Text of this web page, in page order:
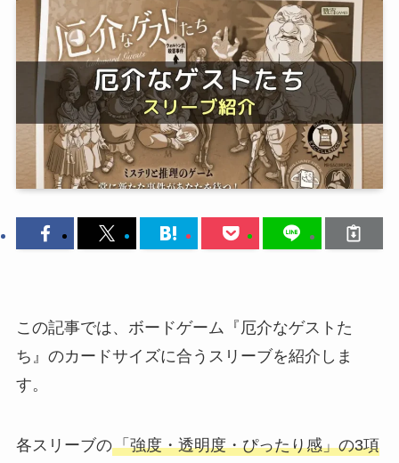
この記事では、ボードゲーム『厄介なゲストた
ち』のカードサイズに合うスリーブを紹介しま
す。
各スリーブの「強度・透明度・ぴったり感」の3項